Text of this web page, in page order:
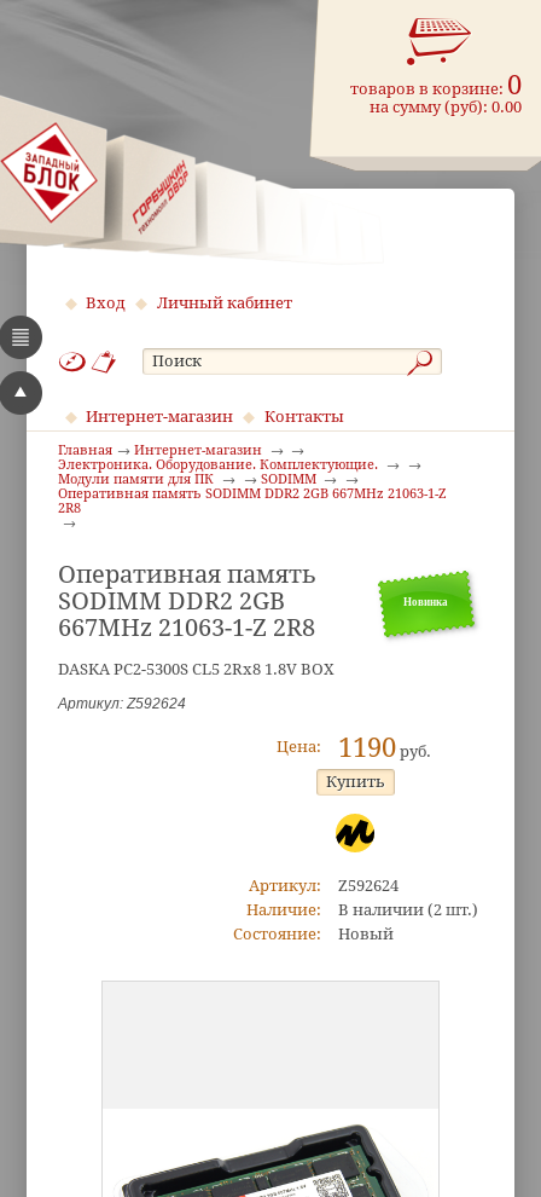
товаров в корзине: 0
на сумму (руб):0.00
Вход Личный кабинет
Интернет-магазин Контакты
Главная
Интернет-магазин
Электроника. Оборудование. Комплектующие.
Модули памяти для ПК
SODIMM
Оперативная память SODIMM DDR2 2GB 667MHz 21063-1-Z
2R8
Новинка
Оперативная память
SODIMM DDR2 2GB
667MHz 21063-1-Z 2R8
DASKA PC2-5300S CL5 2Rx8 1.8V BOX
Артикул: Z592624
Цена: 1190руб.
Артикул:
Z592624
Наличие:
В наличии (2 шт.)
Состояние:
Новый